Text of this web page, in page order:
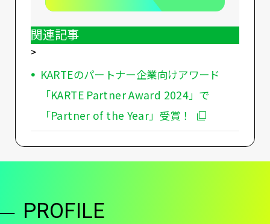
関連記事
>
KARTEのパートナー企業向けアワード
「KARTE Partner Award 2024」で
「Partner of the Year」受賞！
PROFILE